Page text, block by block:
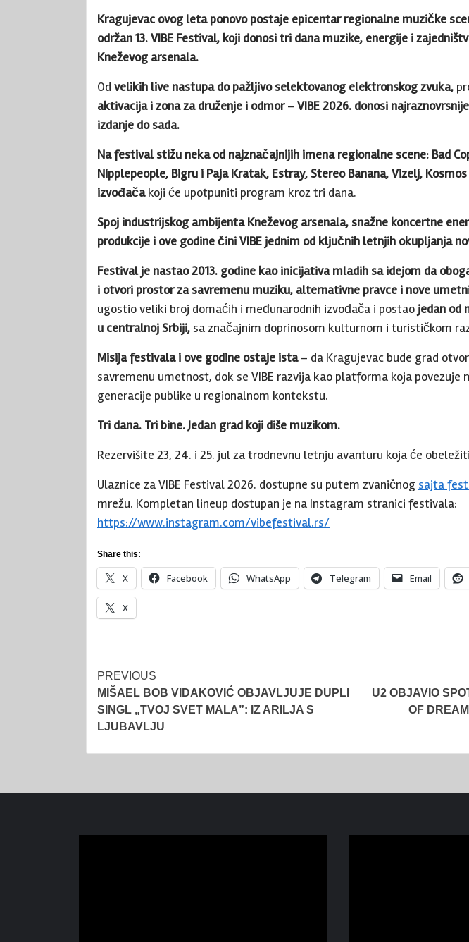
Kragujevac ovog leta ponovo postaje epicentar regionalne muzičke
održan 13. VIBE Festival, koji donosi tri dana muzike, energije i
Kneževog arsenala.
Od velikih live nastupa do pažljivo selektovanog elektronskog zvuka,
aktivacija i zona za druženje i odmor– VIBE 2026. donosi
izdanje do sada.
Na festival stižu neka od najznačajnijih imena regionalne scene: Bad
Nipplepeople, Bigru i Paja Kratak, Estray, Stereo Banana, Vizelj,
izvođačakoji će upotpuniti program kroz tri dana.
Spoj industrijskog ambijenta Kneževog arsenala, snažne koncertne
produkcije i ove godine čini VIBE jednim od ključnih letnjih okupljanja
Festival je nastao 2013. godine kao inicijativa mladih sa idejom da
i otvori prostor za savremenu muziku, alternativne pravce i nove
ugostio veliki broj domaćih i međunarodnih izvođača i postao jedan od
u centralnoj Srbiji, sa značajnim doprinosom kulturnom i turističkom
Misija festivala i ove godine ostaje ista– da Kragujevac bude grad
savremenu umetnost, dok se VIBE razvija kao platforma koja povezuje
generacije publike u regionalnom kontekstu.
Tri dana. Tri bine. Jedan grad koji diše muzikom.
Rezervišite 23, 24. i 25. jul za trodnevnu letnju avanturu koja će
Ulaznice za VIBE Festival 2026. dostupne su putem zvaničnog sajta
mrežu. Kompletan lineup dostupan je na Instagram stranici festivala:
https://www.instagram.com/vibefestival.rs/
Share this:
X Facebook WhatsApp Telegram Email
X
Post
navigation
PREVIOUS
MIŠAEL BOB VIDAKOVIĆ OBJAVLJUJE DUPLI
SINGL „TVOJ SVET MALA”: IZ ARILJA S
LJUBAVLJU
U2 OBJAVIO
OF